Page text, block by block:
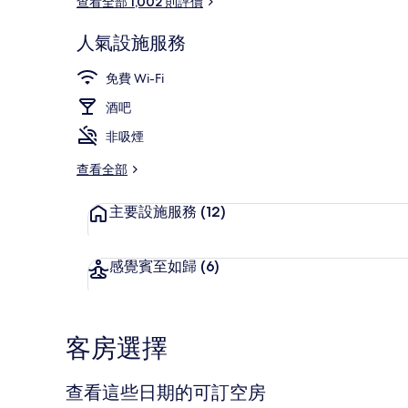
人氣設施服務
免費 Wi-Fi
酒吧
非吸煙
查看全部
主要設施服務 (12)
感覺賓至如歸 (6)
客房選擇
查看這些日期的可訂空房